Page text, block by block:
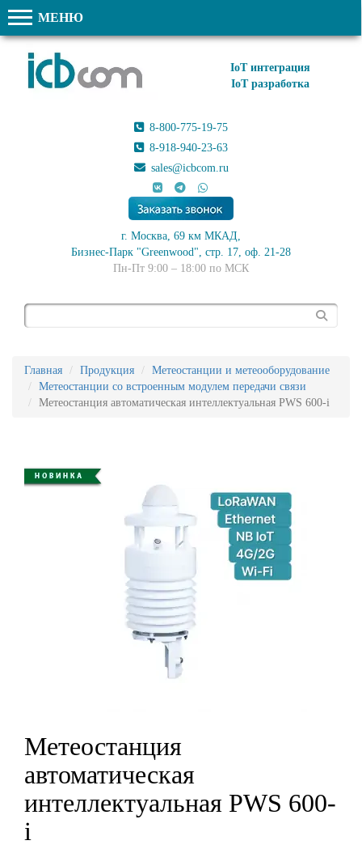
МЕНЮ
IoT интеграция
IoT разработка
8-800-775-19-75
8-918-940-23-63
sales@icbcom.ru
г. Москва, 69 км МКАД,
Бизнес-Парк "Greenwood", стр. 17, оф. 21-28
Пн-Пт 9:00 – 18:00 по МСК
Главная Продукция
Метеостанции и метеооборудование
Метеостанции со встроенным модулем передачи связи
Метеостанция автоматическая интеллектуальная PWS 600-i
Метеостанция
автоматическая
интеллектуальная PWS 600-
i